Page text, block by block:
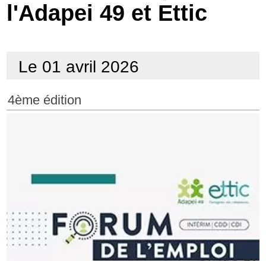
Services
l'Adapei 49 et Ettic
Le 01 avril 2026
4ème édition